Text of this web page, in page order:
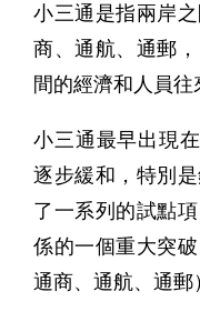
小三通是指兩岸
商、通航、通郵
間的經濟和人員往
小三通最早出現
逐步緩和，特別
了一系列的試點
係的一個重大突
通商、通航、通郵